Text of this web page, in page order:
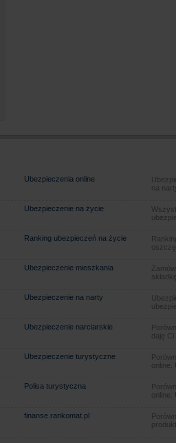
Ubezpieczenia online
na
Ubezpieczenie na życie
Ranking ubezpieczeń na życie
Ubezpieczenie mieszkania
Ubezpieczenie na narty
Ubezpieczenie narciarskie
daję
Ubezpieczenie turystyczne
Polisa turystyczna
finanse.rankomat.pl